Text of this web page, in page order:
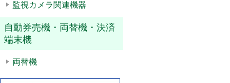
監視カメラ関連機器
自動券売機・両替機・決済
端末機
両替機